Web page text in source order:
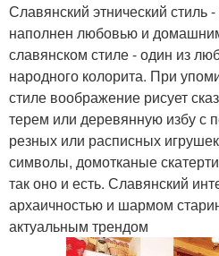
Славянский этнический стиль
наполнен любовью и
славянском стиле - один из
народного колорита. При
стиле воображение рисует
терем или деревянную избу с
резных или расписных
символы, домотканые
так оно и есть. Славянский
архаичностью и шармом
актуальным трендом